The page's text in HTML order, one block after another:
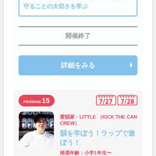
守ることの大切さを学ぶ
開催終了
詳細をみる
15
愛韻家・LITTLE （KICK THE CAN
CREW）
韻を学ぼう！ラップで遊
ぼう！
推奨年齢：小学1年生〜